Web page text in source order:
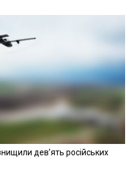
девʼять російських